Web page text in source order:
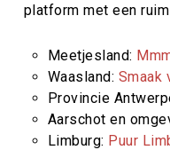
platform met een
Meetjesland:
Waasland: Smaak
Provincie
Aarschot en
Limburg: Puur